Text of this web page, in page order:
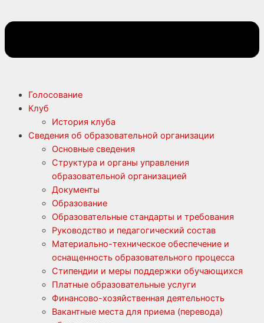
Голосование
Клуб
История клуба
Сведения об образовательной организации
Основные сведения
Структура и органы управления
образовательной организацией
Документы
Образование
Образовательные стандарты и требования
Руководство и педагогический состав
Материально-техническое обеспечение и
оснащенность образовательного процесса
Стипендии и меры поддержки обучающихся
Платные образовательные услуги
Финансово-хозяйственная деятельность
Вакантные места для приема (перевода)